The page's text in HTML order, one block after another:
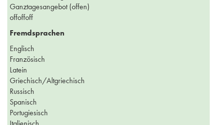
Ganztagesangebot (offen)
offoffoff
Fremdsprachen
Englisch
Französisch
Latein
Griechisch/Altgriechisch
Russisch
Spanisch
Portugiesisch